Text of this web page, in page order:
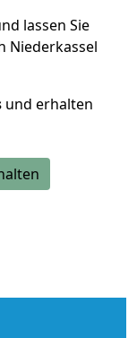
lassen Sie
Niederkassel
und erhalten